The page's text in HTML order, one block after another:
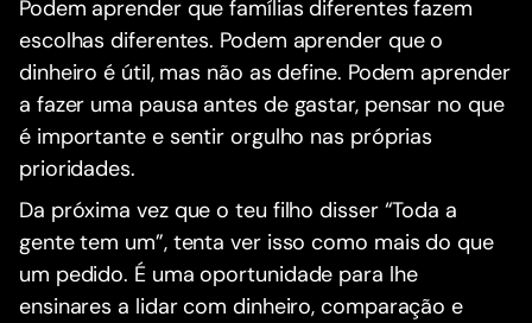
Podem aprender que famílias diferentes fazem
escolhas diferentes. Podem aprender que o
dinheiro é útil, mas não as define. Podem aprender
a fazer uma pausa antes de gastar, pensar no que
é importante e sentir orgulho nas próprias
prioridades.
Da próxima vez que o teu filho disser “Toda a
gente tem um”, tenta ver isso como mais do que
um pedido. É uma oportunidade para lhe
ensinares a lidar com dinheiro, comparação e